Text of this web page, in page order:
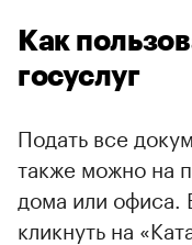
Как
госуслуг
Подать все
также можно на
дома или офиса.
кликнуть на